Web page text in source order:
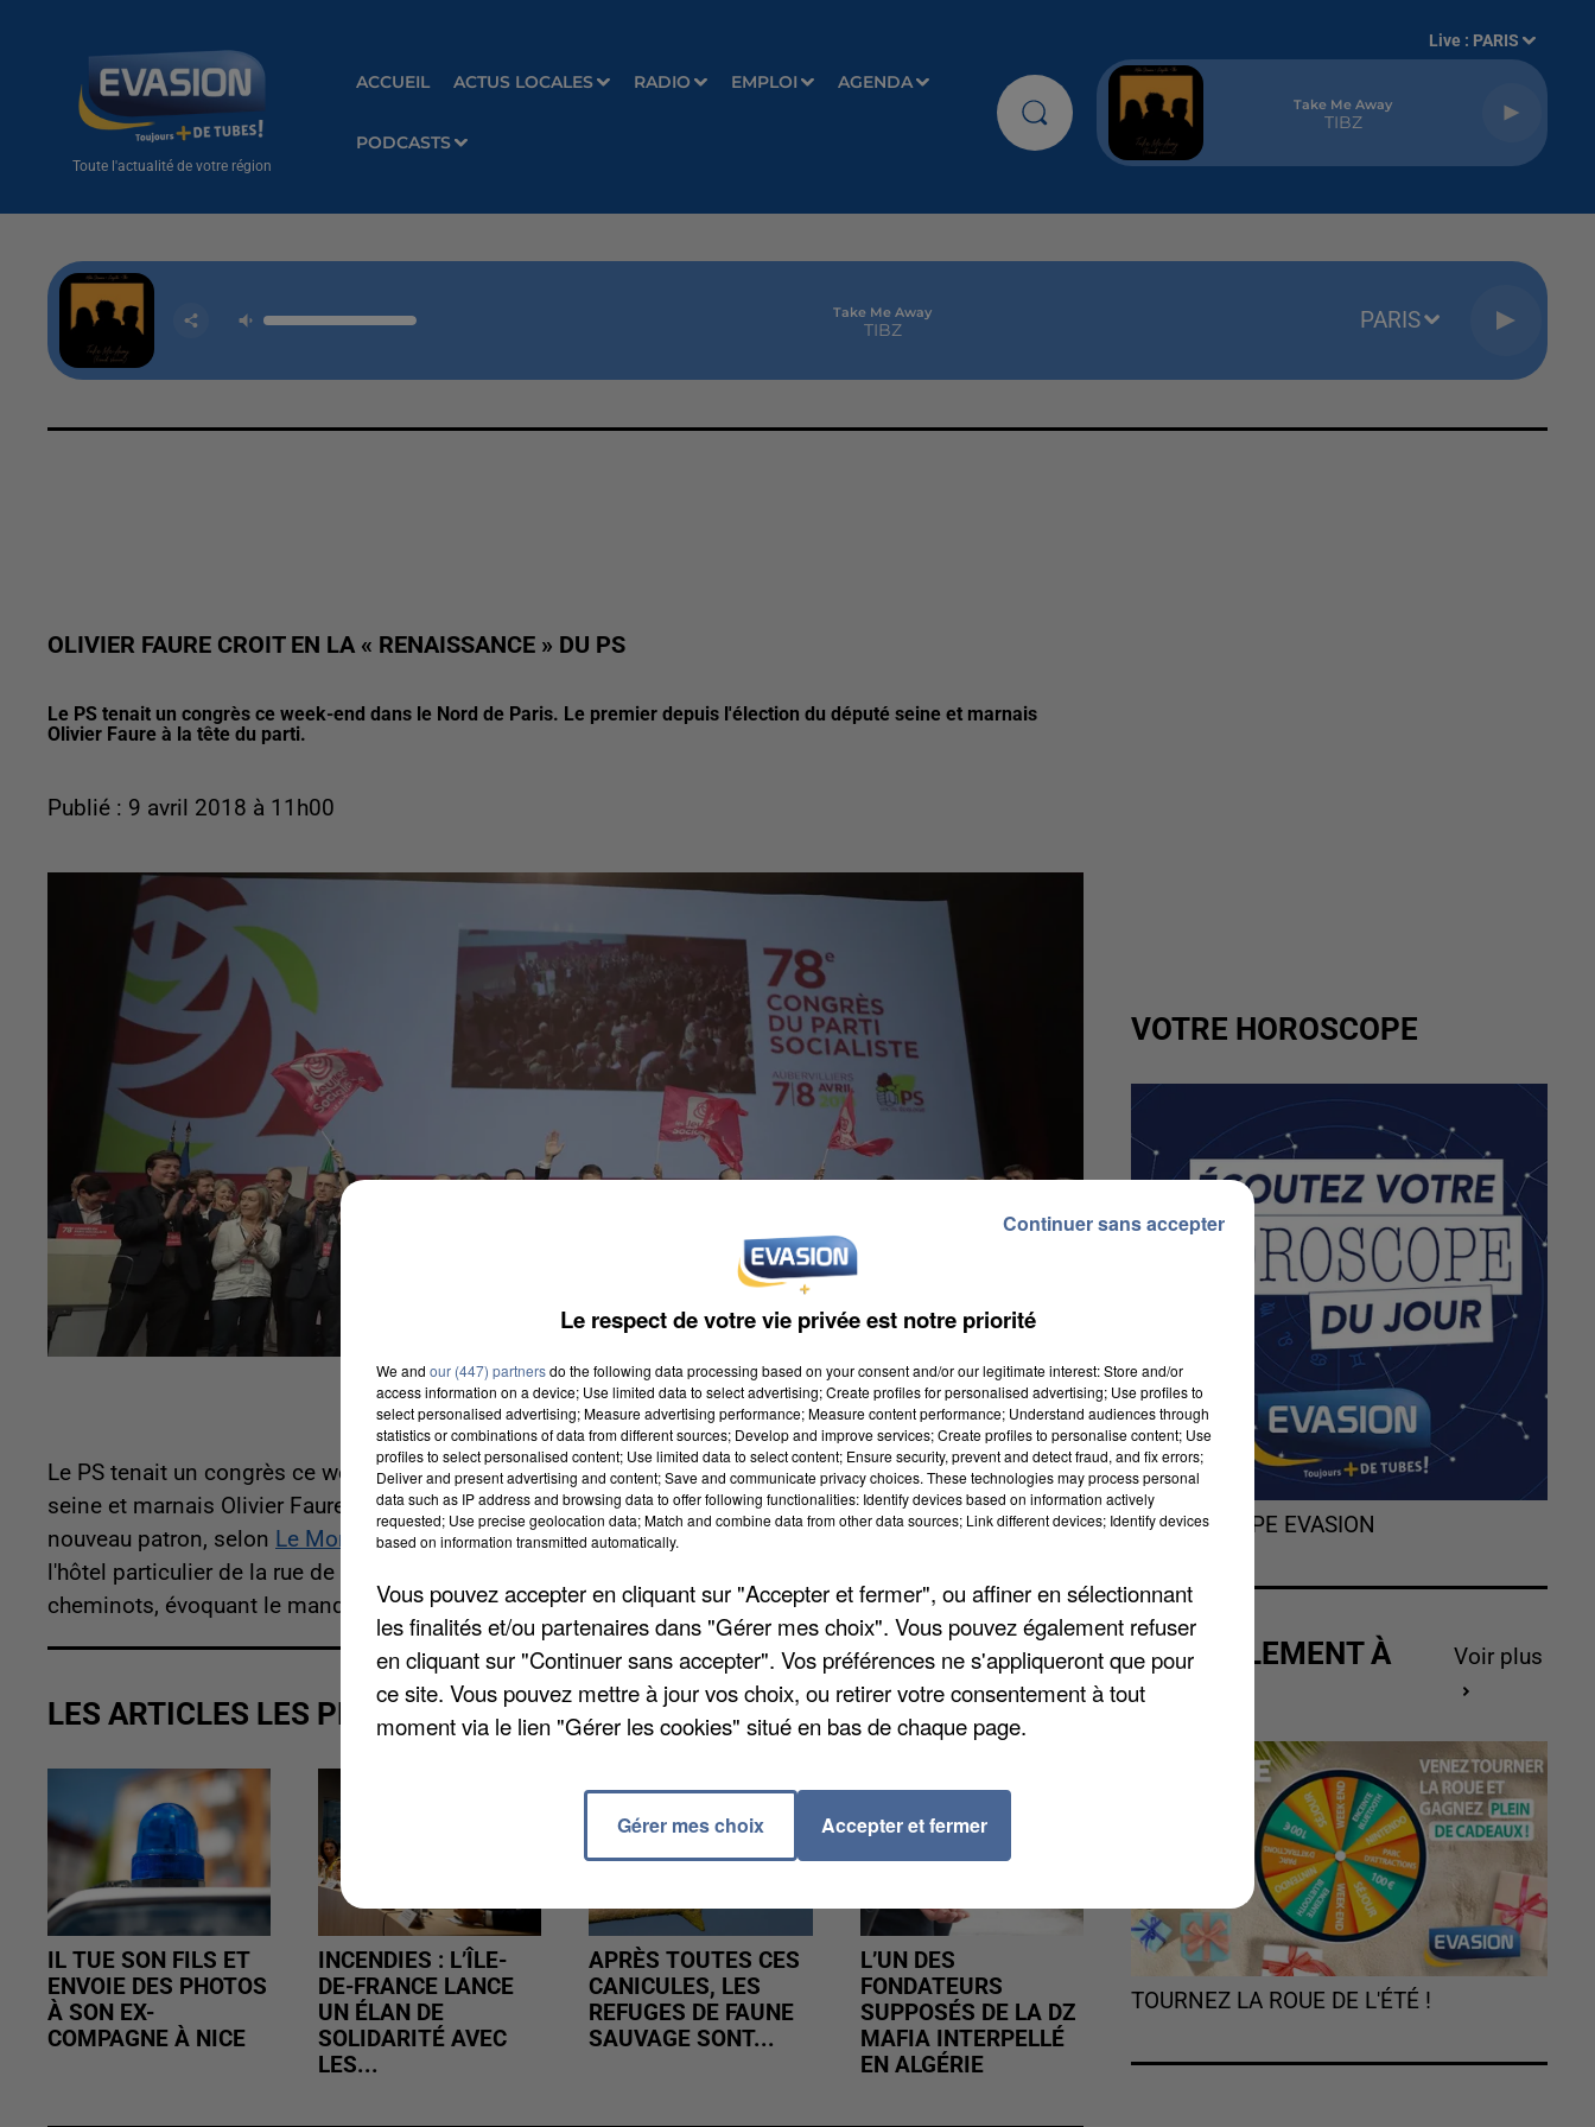
Toute l'actualité de votre région
ACCUEIL ACTUS LOCALES RADIO EMPLOI AGENDA
PODCASTS
Live : PARIS
Take Me Away
TIBZ
Take Me Away
TIBZ PARIS
OLIVIER FAURE CROIT EN LA « RENAISSANCE » DU PS
Le PS tenait un congrès ce week-end dans le Nord de Paris. Le premier depuis l'élection du député seine et marnais
Olivier Faure à la tête du parti.
Publié : 9 avril 2018 à 11h00
Le PS tenait un congrès ce week-end dans le Nord de Paris. Le premier depuis l'élection du député
seine et marnais Olivier Faure à la tête du parti. La « renaissance », voilà le terme le plus utilisé par le
nouveau patron, selon Le Monde . Son premier chantier sera de trouver un nouveau siège alors que
l'hôtel particulier de la rue de Solférino a été vendu. Par ailleurs Olivier Faure a pris la défense des
cheminots, évoquant le manque d'écoute du Président.
LES ARTICLES LES PLUS VUS
IL TUE SON FILS ET
ENVOIE DES PHOTOS
À SON EX-
COMPAGNE À NICE
INCENDIES : L’ÎLE-
DE-FRANCE LANCE
UN ÉLAN DE
SOLIDARITÉ AVEC
LES...
APRÈS TOUTES CES
CANICULES, LES
REFUGES DE FAUNE
SAUVAGE SONT...
L’UN DES
FONDATEURS
SUPPOSÉS DE LA DZ
MAFIA INTERPELLÉ
EN ALGÉRIE
VOTRE HOROSCOPE
L'HOROSCOPE EVASION
ACTUELLEMENT À
GAGNER
Voir plus
TOURNEZ LA ROUE DE L'ÉTÉ !
Le respect de votre vie privée est notre priorité
We and our (447) partnersdo the following data processing based on your consent and/or our legitimate interest: Store and/or
access information on a device; Use limited data to select advertising; Create profiles for personalised advertising; Use profiles to
select personalised advertising; Measure advertising performance; Measure content performance; Understand audiences through
statistics or combinations of data from different sources; Develop and improve services; Create profiles to personalise content; Use
profiles to select personalised content; Use limited data to select content; Ensure security, prevent and detect fraud, and fix errors;
Deliver and present advertising and content; Save and communicate privacy choices. These technologies may process personal
data such as IP address and browsing data to offer following functionalities: Identify devices based on information actively
requested; Use precise geolocation data; Match and combine data from other data sources; Link different devices; Identify devices
based on information transmitted automatically.
Vous pouvez accepter en cliquant sur "Accepter et fermer", ou affiner en sélectionnant
les finalités et/ou partenaires dans "Gérer mes choix". Vous pouvez également refuser
en cliquant sur "Continuer sans accepter". Vos préférences ne s'appliqueront que pour
ce site. Vous pouvez mettre à jour vos choix, ou retirer votre consentement à tout
moment via le lien "Gérer les cookies" situé en bas de chaque page.
Gérer mes choix Accepter et fermer
Continuer sans accepter